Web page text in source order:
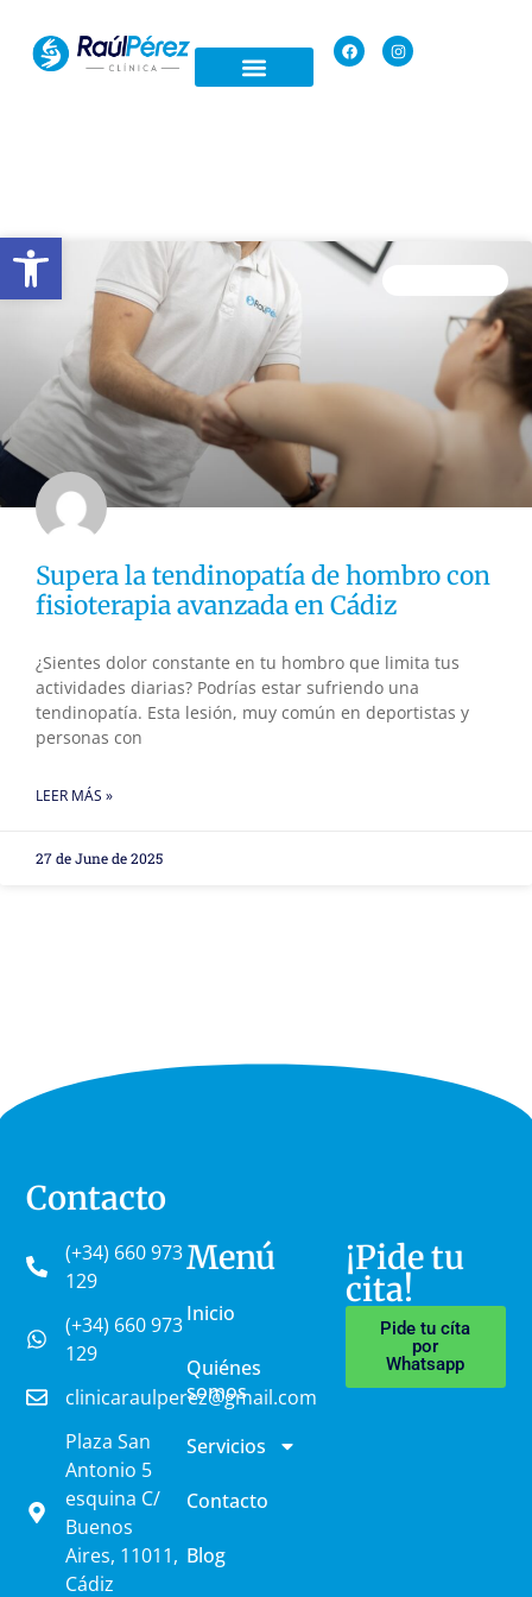
Open toolbar
Supera la tendinopatía de hombro con
fisioterapia avanzada en Cádiz
¿Sientes dolor constante en tu hombro que limita tus
actividades diarias? Podrías estar sufriendo una
tendinopatía. Esta lesión, muy común en deportistas y
personas con
LEER MÁS »
27 de June de 2025
Contacto
(+34) 660 973
129
(+34) 660 973
129
clinicaraulperez@gmail.com
Plaza San
Antonio 5
esquina C/
Buenos
Aires, 11011,
Cádiz
Menú
Inicio
Quiénes
somos
Servicios
Contacto
Blog
¡Pide tu
cita!
Pide tu cíta
por
Whatsapp